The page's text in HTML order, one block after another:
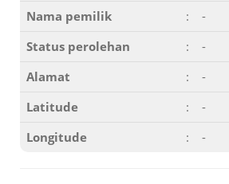
Nama pemilik
:
-
Status perolehan
:
-
Alamat
:
-
Latitude
:
-
Longitude
: -